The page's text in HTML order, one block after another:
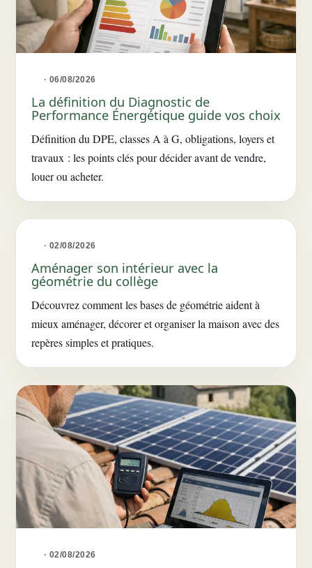
· 06/08/2026
La définition du Diagnostic de
Performance Énergétique guide vos choix
Définition du DPE, classes A à G, obligations, loyers et
travaux : les points clés pour décider avant de vendre,
louer ou acheter.
· 02/08/2026
Aménager son intérieur avec la
géométrie du collège
Découvrez comment les bases de géométrie aident à
mieux aménager, décorer et organiser la maison avec des
repères simples et pratiques.
· 02/08/2026